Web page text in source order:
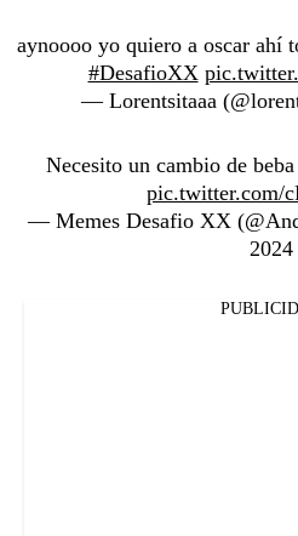
aynoooo yo quiero a oscar
#DesafioXX
— Lorentsitaaa
Necesito un cambio de
pic.twitter.com/
— Memes Desafio XX
2024